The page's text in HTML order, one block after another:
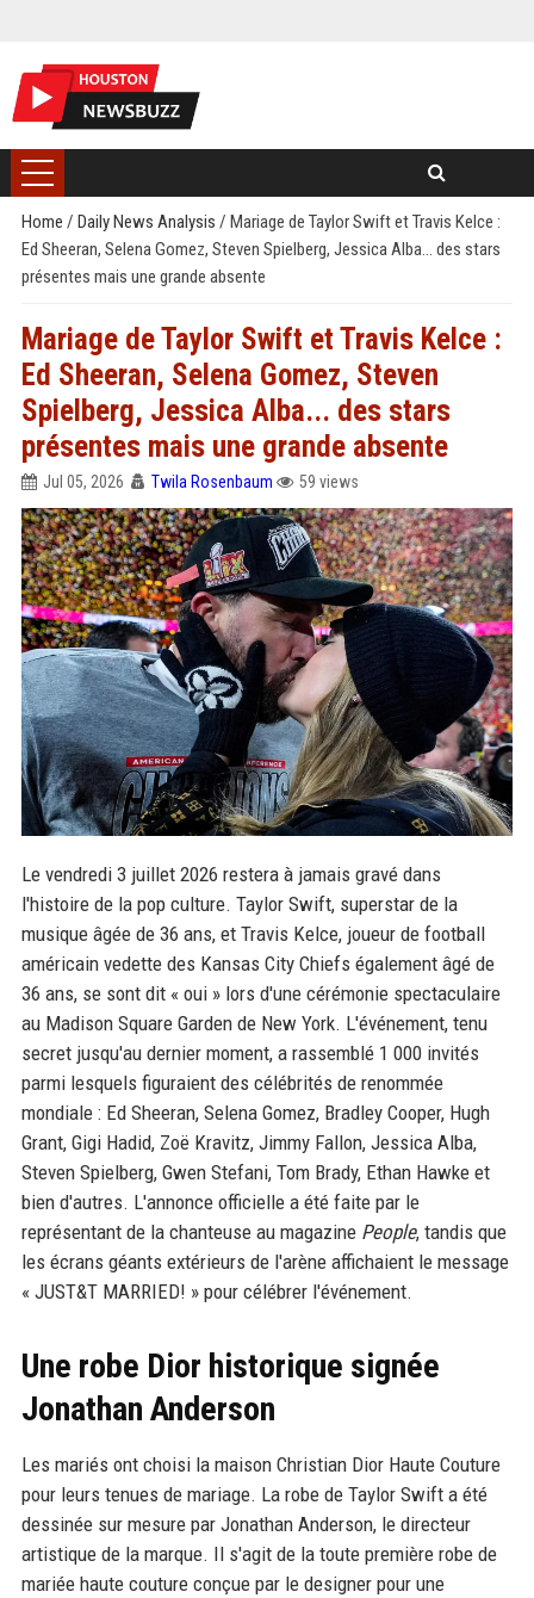
Home / Daily News Analysis / Mariage de Taylor Swift et Travis Kelce :
Ed Sheeran, Selena Gomez, Steven Spielberg, Jessica Alba... des stars
présentes mais une grande absente
Mariage de Taylor Swift et Travis Kelce :
Ed Sheeran, Selena Gomez, Steven
Spielberg, Jessica Alba... des stars
présentes mais une grande absente
Jul 05, 2026 Twila Rosenbaum 59 views
Le vendredi 3 juillet 2026 restera à jamais gravé dans
l'histoire de la pop culture. Taylor Swift, superstar de la
musique âgée de 36 ans, et Travis Kelce, joueur de football
américain vedette des Kansas City Chiefs également âgé de
36 ans, se sont dit « oui » lors d'une cérémonie spectaculaire
au Madison Square Garden de New York. L'événement, tenu
secret jusqu'au dernier moment, a rassemblé 1 000 invités
parmi lesquels figuraient des célébrités de renommée
mondiale : Ed Sheeran, Selena Gomez, Bradley Cooper, Hugh
Grant, Gigi Hadid, Zoë Kravitz, Jimmy Fallon, Jessica Alba,
Steven Spielberg, Gwen Stefani, Tom Brady, Ethan Hawke et
bien d'autres. L'annonce officielle a été faite par le
représentant de la chanteuse au magazine People, tandis que
les écrans géants extérieurs de l'arène affichaient le message
« JUST&T MARRIED! » pour célébrer l'événement.
Une robe Dior historique signée
Jonathan Anderson
Les mariés ont choisi la maison Christian Dior Haute Couture
pour leurs tenues de mariage. La robe de Taylor Swift a été
dessinée sur mesure par Jonathan Anderson, le directeur
artistique de la marque. Il s'agit de la toute première robe de
mariée haute couture conçue par le designer pour une